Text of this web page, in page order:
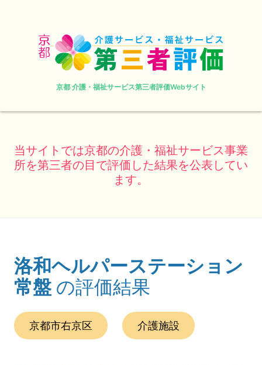
京都 介護・福祉サービス第三者評価Webサイト
当サイトでは京都の介護・福祉サービス事業
所を第三者の目で評価した結果を公表してい
ます。
(ページのタイトル)
洛和ヘルパーステーション
常盤 の評価結果
この事業所の所在エリアは、
京都市右京区
です。
種別は
介護施設